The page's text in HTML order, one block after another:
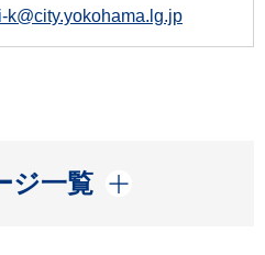
k@city.yokohama.lg.jp
ジ一覧
開く